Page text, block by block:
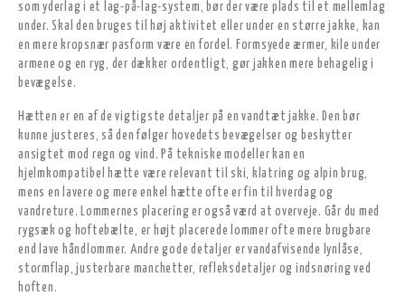
som yderlag i et lag-på-lag-system, bør der være plads til et mellemlag
under. Skal den bruges til høj aktivitet eller under en større jakke, kan
en mere kropsnær pasform være en fordel. Formsyede ærmer, kile under
armene og en ryg, der dækker ordentligt, gør jakken mere behagelig i
bevægelse.
Hætten er en af de vigtigste detaljer på en vandtæt jakke. Den bør
kunne justeres, så den følger hovedets bevægelser og beskytter
ansigtet mod regn og vind. På tekniske modeller kan en
hjelmkompatibel hætte være relevant til ski, klatring og alpin brug,
mens en lavere og mere enkel hætte ofte er fin til hverdag og
vandreture. Lommernes placering er også værd at overveje. Går du med
rygsæk og hoftebælte, er højt placerede lommer ofte mere brugbare
end lave håndlommer. Andre gode detaljer er vandafvisende lynlåse,
stormflap, justerbare manchetter, refleksdetaljer og indsnøring ved
hoften.